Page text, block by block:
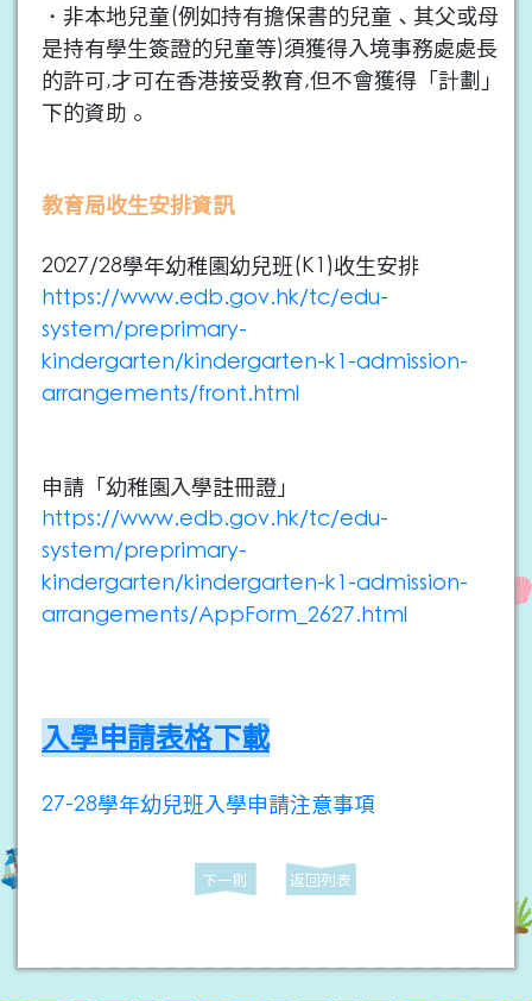
・非本地兒童(例如持有擔保書的兒童、其父或母
是持有學生簽證的兒童等)須獲得入境事務處處長
的許可,才可在香港接受教育,但不會獲得「計劃」
下的資助。
教育局收生安排資訊
2027/28學年幼稚園幼兒班(K1)收生安排
https://www.edb.gov.hk/tc/edu-
system/preprimary-
kindergarten/kindergarten-k1-admission-
arrangements/front.html
申請「幼稚園入學註冊證」
https://www.edb.gov.hk/tc/edu-
system/preprimary-
kindergarten/kindergarten-k1-admission-
arrangements/AppForm_2627.html
入學申請表格下載
27-28學年幼兒班入學申請注意事項
下一則 返回列表